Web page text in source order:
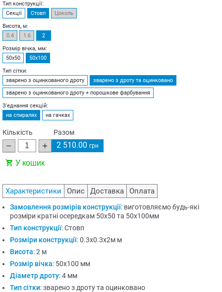
Тип конструкції:
Секції
Стовп
Цоколь
Висота, м:
0.4
1.6
2
Розмір вічка, мм:
50х50
50х100
Тип сітки:
зварено з оцинкованого дроту
зварено з дроту та оцинковано
зварено з оцинкованого дроту + порошкове фарбування
З'еднання секцій:
на спиралях
на гачках
Кількість Разом
2 510.00 грн
У кошик
Характеристики Опис Доставка Оплата
Замовлення розмірів конструкції: виготовляємо будь-які
розміри кратні осередкам 50х50 та 50х100мм
Тип конструкції:Стовп
Розміри конструкції:0.3х0.3х2м м
Висота:2 м
Розмір вічка: 50х100 мм
Діаметр дроту:4 мм
Тип сітки:зварено з дроту та оцинковано